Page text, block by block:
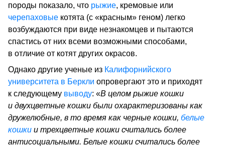
породы показало, что рыжие, кремовые или
черепаховые котята (с «красным» геном) легко
возбуждаются при виде незнакомцев и пытаются
спастись от них всеми возможными способами,
в отличие от котят других окрасов.
Однако другие ученые из Калифорнийского
университета в Беркли опровергают это и приходят
к следующему выводу: «В целом рыжие кошки
и двухцветные кошки были охарактеризованы как
дружелюбные, в то время как черные кошки, белые
кошки и трехцветные кошки считались более
антисоциальными. Белые кошки считались более